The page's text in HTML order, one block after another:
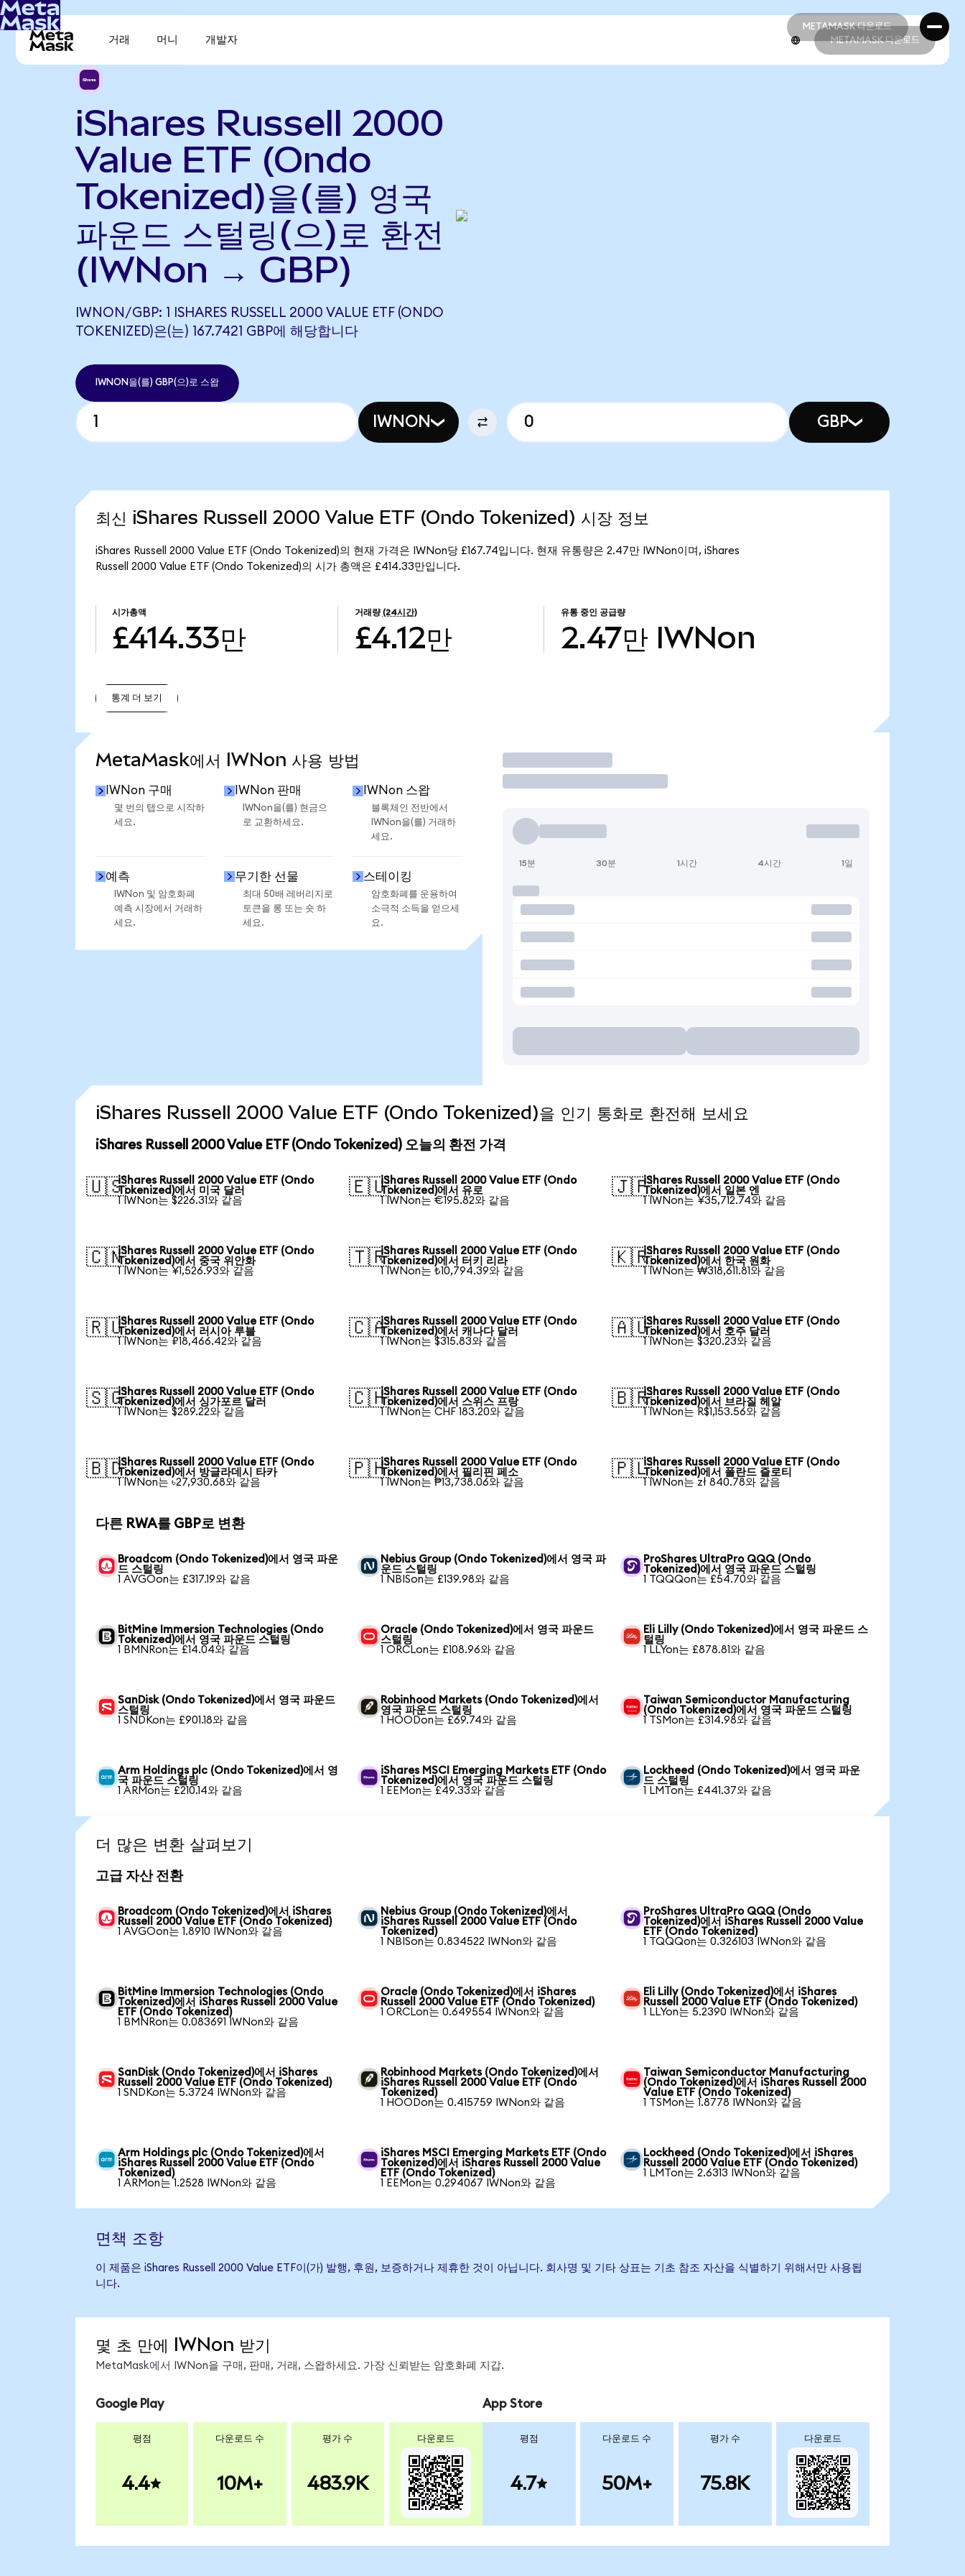
METAMASK 다운로드
METAMASK 다운로드
거래 머니 개발자 METAMASK 다운로드
iShares Russell 2000
Value ETF (Ondo
Tokenized)을(를) 영국
파운드 스털링(으)로 환전
(IWNon → GBP)
IWNON/GBP: 1 ISHARES RUSSELL 2000 VALUE ETF (ONDO
TOKENIZED)은(는) 167.7421 GBP에 해당합니다
IWNON을(를) GBP(으)로 스왑
IWNON GBP
최신 iShares Russell 2000 Value ETF (Ondo Tokenized) 시장 정보
iShares Russell 2000 Value ETF (Ondo Tokenized)의 현재 가격은 IWNon당 £167.74입니다. 현재 유통량은 2.47만 IWNon이며, iShares
Russell 2000 Value ETF (Ondo Tokenized)의 시가 총액은 £414.33만입니다.
시가총액
£414.33만
거래량 (24시간)
£4.12만
유통 중인 공급량
2.47만 IWNon
통계 더 보기
MetaMask에서 IWNon 사용 방법
IWNon 구매
몇 번의 탭으로 시작하
세요.
IWNon 판매
IWNon을(를) 현금으
로 교환하세요.
IWNon 스왑
블록체인 전반에서
IWNon을(를) 거래하
세요.
예측
IWNon 및 암호화폐
예측 시장에서 거래하
세요.
무기한 선물
최대 50배 레버리지로
토큰을 롱 또는 숏 하
세요.
스테이킹
암호화폐를 운용하여
소극적 소득을 얻으세
요.
거래
15분 30분 1시간 4시간 1일
iShares Russell 2000 Value ETF (Ondo Tokenized)을 인기 통화로 환전해 보세요
iShares Russell 2000 Value ETF (Ondo Tokenized) 오늘의 환전 가격
🇺🇸iShares Russell 2000 Value ETF (Ondo
Tokenized)에서 미국 달러
1 IWNon는 $226.31와 같음
🇪🇺iShares Russell 2000 Value ETF (Ondo
Tokenized)에서 유로
1 IWNon는 €195.82와 같음
🇯🇵iShares Russell 2000 Value ETF (Ondo
Tokenized)에서 일본 엔
1 IWNon는 ¥35,712.74와 같음
🇨🇳iShares Russell 2000 Value ETF (Ondo
Tokenized)에서 중국 위안화
1 IWNon는 ¥1,526.93와 같음
🇹🇷iShares Russell 2000 Value ETF (Ondo
Tokenized)에서 터키 리라
1 IWNon는 ₺10,794.39와 같음
🇰🇷iShares Russell 2000 Value ETF (Ondo
Tokenized)에서 한국 원화
1 IWNon는 ₩318,611.81와 같음
🇷🇺iShares Russell 2000 Value ETF (Ondo
Tokenized)에서 러시아 루블
1 IWNon는 ₽18,466.42와 같음
🇨🇦iShares Russell 2000 Value ETF (Ondo
Tokenized)에서 캐나다 달러
1 IWNon는 $315.83와 같음
🇦🇺iShares Russell 2000 Value ETF (Ondo
Tokenized)에서 호주 달러
1 IWNon는 $320.23와 같음
🇸🇬iShares Russell 2000 Value ETF (Ondo
Tokenized)에서 싱가포르 달러
1 IWNon는 $289.22와 같음
🇨🇭iShares Russell 2000 Value ETF (Ondo
Tokenized)에서 스위스 프랑
1 IWNon는 CHF 183.20와 같음
🇧🇷iShares Russell 2000 Value ETF (Ondo
Tokenized)에서 브라질 헤알
1 IWNon는 R$1,153.56와 같음
🇧🇩iShares Russell 2000 Value ETF (Ondo
Tokenized)에서 방글라데시 타카
1 IWNon는 ৳27,930.68와 같음
🇵🇭iShares Russell 2000 Value ETF (Ondo
Tokenized)에서 필리핀 페소
1 IWNon는 ₱13,738.06와 같음
🇵🇱iShares Russell 2000 Value ETF (Ondo
Tokenized)에서 폴란드 즐로티
1 IWNon는 zł 840.78와 같음
다른 RWA를 GBP로 변환
Broadcom (Ondo Tokenized)에서 영국 파운
드 스털링
1 AVGOon는 £317.19와 같음
Nebius Group (Ondo Tokenized)에서 영국 파
운드 스털링
1 NBISon는 £139.98와 같음
ProShares UltraPro QQQ (Ondo
Tokenized)에서 영국 파운드 스털링
1 TQQQon는 £54.70와 같음
BitMine Immersion Technologies (Ondo
Tokenized)에서 영국 파운드 스털링
1 BMNRon는 £14.04와 같음
Oracle (Ondo Tokenized)에서 영국 파운드
스털링
1 ORCLon는 £108.96와 같음
Eli Lilly (Ondo Tokenized)에서 영국 파운드 스
털링
1 LLYon는 £878.81와 같음
SanDisk (Ondo Tokenized)에서 영국 파운드
스털링
1 SNDKon는 £901.18와 같음
Robinhood Markets (Ondo Tokenized)에서
영국 파운드 스털링
1 HOODon는 £69.74와 같음
Taiwan Semiconductor Manufacturing
(Ondo Tokenized)에서 영국 파운드 스털링
1 TSMon는 £314.98와 같음
Arm Holdings plc (Ondo Tokenized)에서 영
국 파운드 스털링
1 ARMon는 £210.14와 같음
iShares MSCI Emerging Markets ETF (Ondo
Tokenized)에서 영국 파운드 스털링
1 EEMon는 £49.33와 같음
Lockheed (Ondo Tokenized)에서 영국 파운
드 스털링
1 LMTon는 £441.37와 같음
더 많은 변환 살펴보기
고급 자산 전환
Broadcom (Ondo Tokenized)에서 iShares
Russell 2000 Value ETF (Ondo Tokenized)
1 AVGOon는 1.8910 IWNon와 같음
Nebius Group (Ondo Tokenized)에서
iShares Russell 2000 Value ETF (Ondo
Tokenized)
1 NBISon는 0.834522 IWNon와 같음
ProShares UltraPro QQQ (Ondo
Tokenized)에서 iShares Russell 2000 Value
ETF (Ondo Tokenized)
1 TQQQon는 0.326103 IWNon와 같음
BitMine Immersion Technologies (Ondo
Tokenized)에서 iShares Russell 2000 Value
ETF (Ondo Tokenized)
1 BMNRon는 0.083691 IWNon와 같음
Oracle (Ondo Tokenized)에서 iShares
Russell 2000 Value ETF (Ondo Tokenized)
1 ORCLon는 0.649554 IWNon와 같음
Eli Lilly (Ondo Tokenized)에서 iShares
Russell 2000 Value ETF (Ondo Tokenized)
1 LLYon는 5.2390 IWNon와 같음
SanDisk (Ondo Tokenized)에서 iShares
Russell 2000 Value ETF (Ondo Tokenized)
1 SNDKon는 5.3724 IWNon와 같음
Robinhood Markets (Ondo Tokenized)에서
iShares Russell 2000 Value ETF (Ondo
Tokenized)
1 HOODon는 0.415759 IWNon와 같음
Taiwan Semiconductor Manufacturing
(Ondo Tokenized)에서 iShares Russell 2000
Value ETF (Ondo Tokenized)
1 TSMon는 1.8778 IWNon와 같음
Arm Holdings plc (Ondo Tokenized)에서
iShares Russell 2000 Value ETF (Ondo
Tokenized)
1 ARMon는 1.2528 IWNon와 같음
iShares MSCI Emerging Markets ETF (Ondo
Tokenized)에서 iShares Russell 2000 Value
ETF (Ondo Tokenized)
1 EEMon는 0.294067 IWNon와 같음
Lockheed (Ondo Tokenized)에서 iShares
Russell 2000 Value ETF (Ondo Tokenized)
1 LMTon는 2.6313 IWNon와 같음
면책 조항
이 제품은 iShares Russell 2000 Value ETF이(가) 발행, 후원, 보증하거나 제휴한 것이 아닙니다. 회사명 및 기타 상표는 기초 참조 자산을 식별하기 위해서만 사용됩
니다.
몇 초 만에 IWNon 받기
MetaMask에서 IWNon을 구매, 판매, 거래, 스왑하세요. 가장 신뢰받는 암호화폐 지갑.
Google Play
평점
4.4
다운로드 수
10M+
평가 수
483.9K
다운로드
App Store
평점
4.7
다운로드 수
50M+
평가 수
75.8K
다운로드